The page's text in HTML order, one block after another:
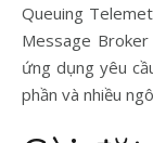
Queuing
Message
ứng dụng yêu
phần và nhiều